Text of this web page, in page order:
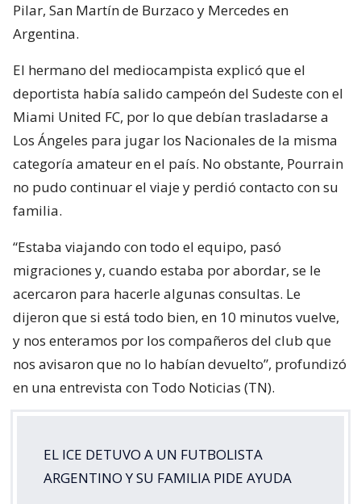
Pilar, San Martín de Burzaco y Mercedes en
Argentina.
El hermano del mediocampista explicó que el
deportista había salido campeón del Sudeste con el
Miami United FC, por lo que debían trasladarse a
Los Ángeles para jugar los Nacionales de la misma
categoría amateur en el país. No obstante, Pourrain
no pudo continuar el viaje y perdió contacto con su
familia.
“Estaba viajando con todo el equipo, pasó
migraciones y, cuando estaba por abordar, se le
acercaron para hacerle algunas consultas. Le
dijeron que si está todo bien, en 10 minutos vuelve,
y nos enteramos por los compañeros del club que
nos avisaron que no lo habían devuelto”, profundizó
en una entrevista con Todo Noticias (TN).
EL ICE DETUVO A UN FUTBOLISTA
ARGENTINO Y SU FAMILIA PIDE AYUDA